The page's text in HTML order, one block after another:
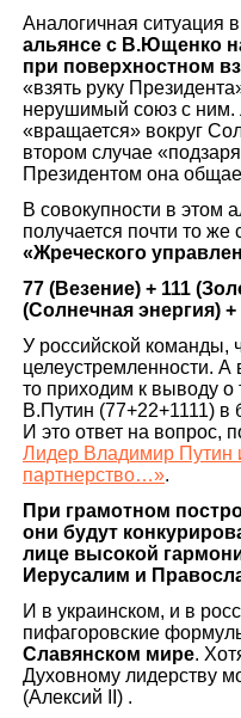
Аналогичная ситуация
альянсе с В.Ющенко
при поверхностном
«взять руку
нерушимый союз с ним.
«вращается» вокруг
втором случае
Президентом она
В совокупности в
получается почти то
«Жреческого
77 (Везение) + 111
(Солнечная энергия)
У российской команды,
целеустремленности. А
то приходим к выводу
В.Путин (77+22+1111) в
И это ответ на вопрос,
Лидер Владимир Путин
партнерство…».
При грамотном
они будут
лице высокой
Иерусалим и
И в украинском, и в
пифагоровские
Славянском мире.
Духовному лидерству
(Алексий II) .